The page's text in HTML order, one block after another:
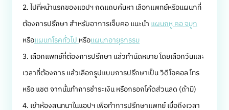
2. ไปที่หน้าแรกของแอปฯ กดแถบค้นหา เลือกแพทย์หรือแผนกที่
ต้องการปรึกษา สำหรับอาการเจ็บคอ แนะนำแผนกหู คอ จมูก
หรือแผนกโรคทั่วไปหรือแผนกอายุรกรรม
3. เลือกแพทย์ที่ต้องการปรึกษา แล้วทำนัดหมาย โดยเลือกวันและ
เวลาที่ต้องการ แล้วเลือกรูปแบบการปรึกษาเป็น วิดีโอคอล โทร
หรือ แชต จากนั้นทำการชำระเงิน หรือกรอกโค้ดส่วนลด (ถ้ามี)
4. เข้าห้องสนทนาในแอปฯ เพื่อทำการปรึกษาแพทย์ เมื่อถึงเวลา